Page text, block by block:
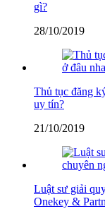
gì?
28/10/2019
Thủ tục đăng
uy tín?
21/10/2019
Luật sư giải
Onekey &